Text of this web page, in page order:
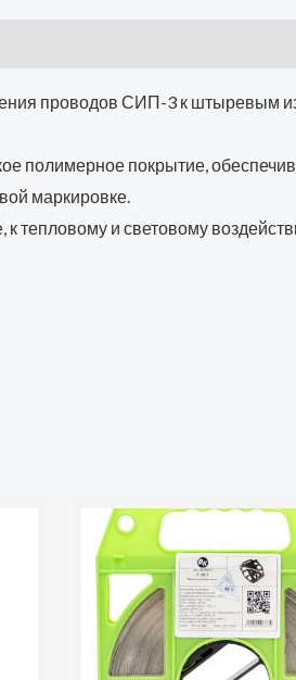
проводов СИП-3 к
полимерное покрытие,
маркировке.
тепловому и световому
Количество
товара
Лента
бандажная
F20.7-